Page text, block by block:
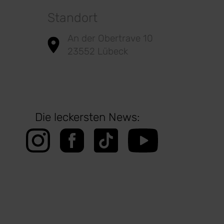
Standort
An der Obertrave 10
23552 Lübeck
Die leckersten News: